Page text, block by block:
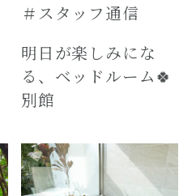
＃スタッフ通信
明日が楽しみにな
る、ベッドルーム🍀
別館